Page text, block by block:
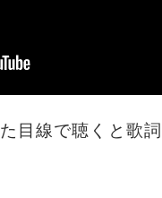
目線で聴くと歌詞